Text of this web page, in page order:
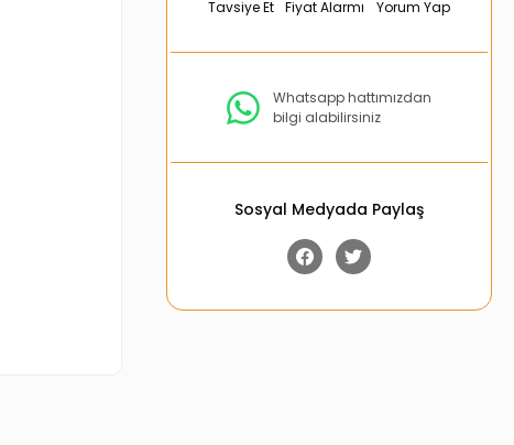
Tavsiye Et Fiyat Alarmı Yorum Yap
Whatsapp hattımızdan
bilgi alabilirsiniz
Sosyal Medyada Paylaş